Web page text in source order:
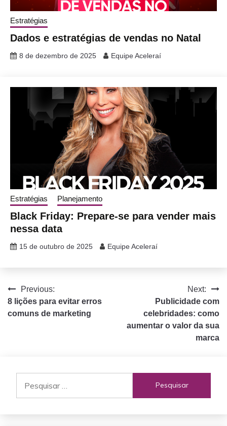
Estratégias
Dados e estratégias de vendas no Natal
8 de dezembro de 2025 Equipe Aceleraí
Estratégias Planejamento
Black Friday: Prepare-se para vender mais
nessa data
15 de outubro de 2025 Equipe Aceleraí
Navegação
de
Previous:
8 lições para evitar erros
comuns de marketing
Next:
Publicidade com
celebridades: como
aumentar o valor da sua
marca
por: